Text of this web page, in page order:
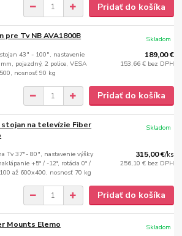
Pridať do košíka
pre Tv NB AVA1800B
43" - 100", nastavenie
pojazdný, 2 police, VESA
nosnosť 90 kg
189,00 €
153,66 € bez DPH
Skladom
Pridať do košíka
stojan na televízie Fiber
Tv 37"- 80", nastavenie výšky
+5° / -12°, rotácia 0° /
až 600x400, nosnosť 70 kg
315,00 €/ks
256,10 € bez DPH
Skladom
Pridať do košíka
Mounts Elemo Skladom